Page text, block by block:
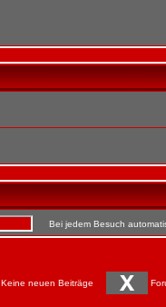
Bei jedem Besuch
Keine neuen Beiträge